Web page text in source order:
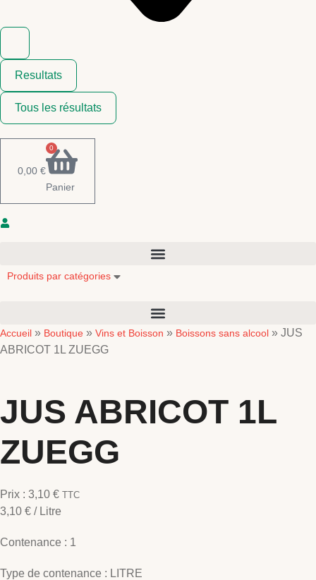
Resultats
Tous les résultats
0,00 €
0
Panier
Produits par catégories
Accueil » Boutique » Vins et Boisson » Boissons sans alcool » JUS
ABRICOT 1L ZUEGG
JUS ABRICOT 1L
ZUEGG
Prix : 3,10 € TTC
3,10 € / Litre
Contenance : 1
Type de contenance : LITRE